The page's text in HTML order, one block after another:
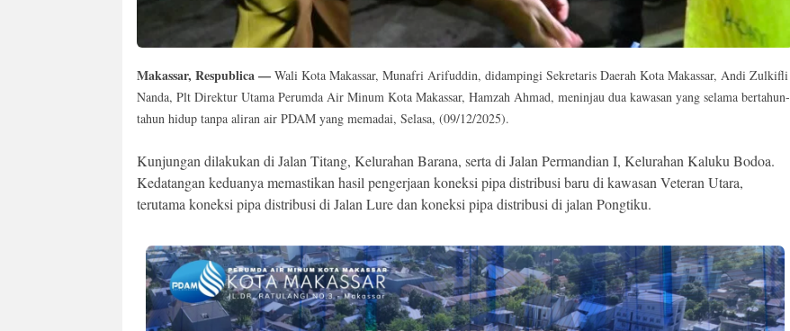
Makassar, Respublica — Wali Kota Makassar, Munafri Arifuddin, didampingi Sekretaris Daerah Kota Makassar, Andi Zulkifli
Nanda, Plt Direktur Utama Perumda Air Minum Kota Makassar, Hamzah Ahmad, meninjau dua kawasan yang selama bertahun-
tahun hidup tanpa aliran air PDAM yang memadai, Selasa, (09/12/2025).
Kunjungan dilakukan di Jalan Titang, Kelurahan Barana, serta di Jalan Permandian I, Kelurahan Kaluku Bodoa.
Kedatangan keduanya memastikan hasil pengerjaan koneksi pipa distribusi baru di kawasan Veteran Utara,
terutama koneksi pipa distribusi di Jalan Lure dan koneksi pipa distribusi di jalan Pongtiku.